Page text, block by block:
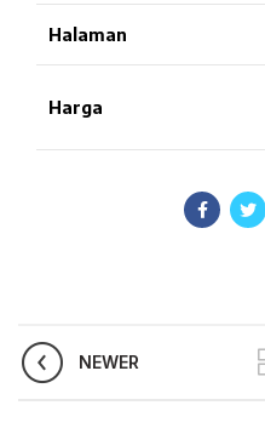
Halaman
Harga
NEWER